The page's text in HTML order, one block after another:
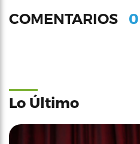
COMENTARIOS 0
Lo Último